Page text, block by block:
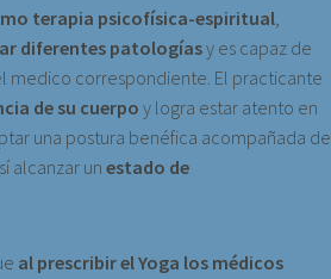
terapia psicofísica-espiritual,
diferentes patologíasy es capaz de
medico correspondiente. El practicante
de su cuerpo y logra estar atento en
una postura benéfica acompañada de
alcanzar un estado de
al prescribir el Yoga los médicos